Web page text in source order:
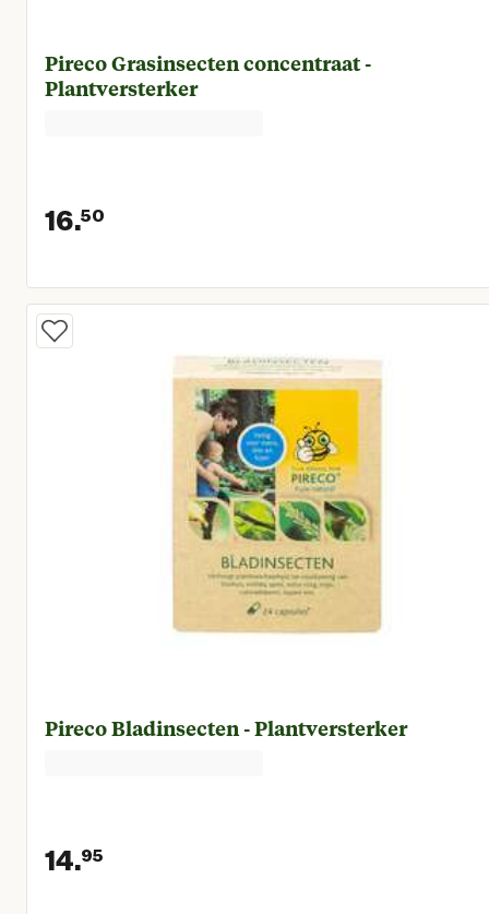
Pireco Grasinsecten concentraat -
Plantversterker
16.50
Huidige prijs € 16,50
Pireco Bladinsecten - Plantversterker
14.95